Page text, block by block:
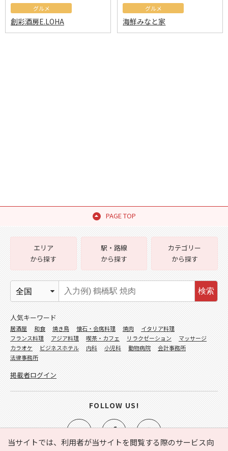
グルメ
創彩酒房E.LOHA
グルメ
海鮮みなと家
PAGE TOP
当サイトでは、利用者が当サイトを閲覧する際のサービス向
エリア
から探す
駅・路線
から探す
カテゴリー
から探す
検索
人気キーワード
居酒屋 和食 焼き鳥 懐石・会席料理 焼肉
イタリア料理
フランス料理
アジア料理 喫茶・カフェ リラクゼーション
マッサージ
カラオケ
ビジネスホテル 内科 小児科 動物病院
会計事務所
法律事務所
掲載者ログイン
FOLLOW US!